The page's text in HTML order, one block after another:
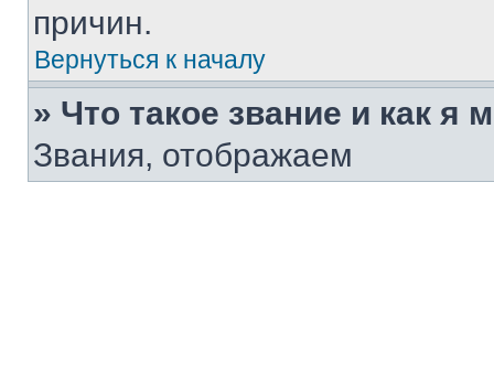
причин.
Вернуться к началу
» Что такое звание и как я
Звания, отображаем